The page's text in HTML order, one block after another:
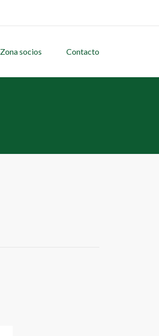
Zona socios Contacto